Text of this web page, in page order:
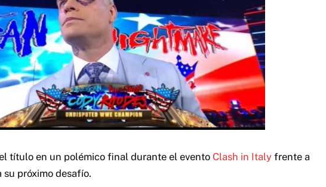
título en un polémico final durante el evento Clash in Italy frente a
su próximo desafío.